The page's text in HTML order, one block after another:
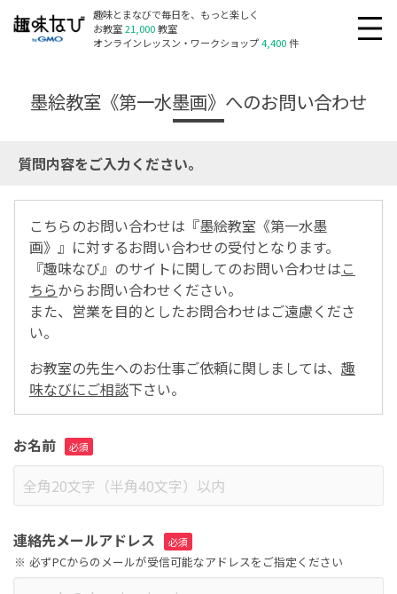
趣味とまなびで毎日を、もっと楽しく
お教室21,000教室
オンラインレッスン・ワークショップ4,400件
墨絵教室《第一水墨画》へのお問い合わせ
質問内容をご入力ください。
こちらのお問い合わせは『墨絵教室《第一水墨
画》』に対するお問い合わせの受付となります。
『趣味なび』のサイトに関してのお問い合わせはこ
ちらからお問い合わせください。
また、営業を目的としたお問合わせはご遠慮くださ
い。
お教室の先生へのお仕事ご依頼に関しましては、 趣
味なびにご相談下さい。
お名前
連絡先メールアドレス
必ずPCからのメールが受信可能なアドレスをご指定ください